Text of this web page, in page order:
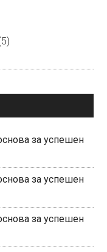
за успешен
за успешен
за успешен